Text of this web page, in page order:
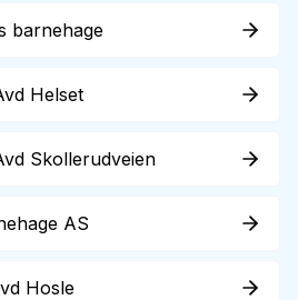
barnehage
Helset
Skollerudveien
AS
Hosle